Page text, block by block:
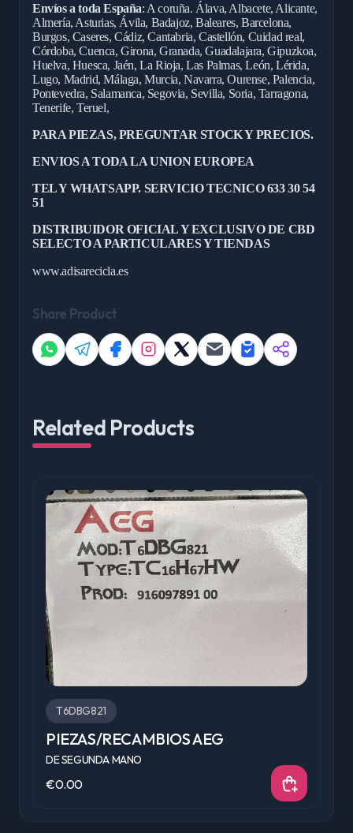
Envíos a toda España: A coruña. Álava, Albacete, Alicante,
Almería, Asturias, Ávila, Badajoz, Baleares, Barcelona,
Burgos, Caseres, Cádiz, Cantabria, Castellón, Cuidad real,
Córdoba, Cuenca, Girona, Granada, Guadalajara, Gipuzkoa,
Huelva, Huesca, Jaén, La Rioja, Las Palmas, León, Lérida,
Lugo, Madrid, Málaga, Murcia, Navarra, Ourense, Palencia,
Pontevedra, Salamanca, Segovia, Sevilla, Soria, Tarragona,
Tenerife, Teruel,
PARA PIEZAS, PREGUNTAR STOCK Y PRECIOS.
ENVIOS A TODA LA UNION EUROPEA
TEL Y WHATSAPP. SERVICIO TECNICO 633 30 54
51
DISTRIBUIDOR OFICIAL Y EXCLUSIVO DE CBD
SELECTO A PARTICULARES Y TIENDAS
www.adisarecicla.es
Share Product
Related Products
T6DBG821
PIEZAS/RECAMBIOS AEG
DE SEGUNDA MANO
€0.00